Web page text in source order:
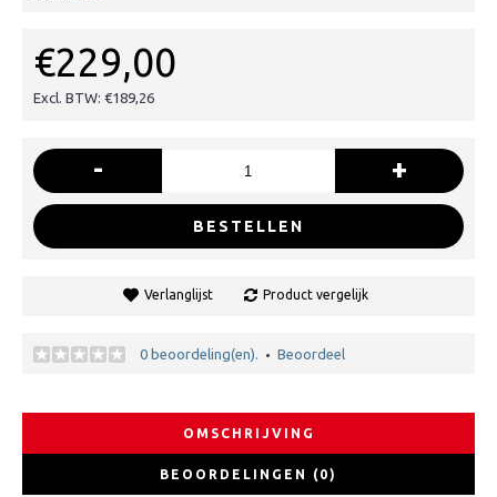
€229,00
Excl. BTW: €189,26
- +
BESTELLEN
Verlanglijst Product vergelijk
0 beoordeling(en). • Beoordeel
OMSCHRIJVING
BEOORDELINGEN (0)